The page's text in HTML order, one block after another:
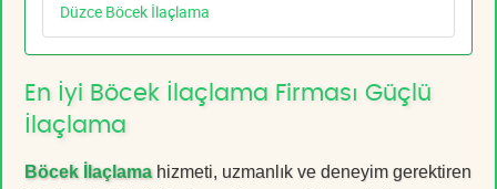
Düzce Böcek İlaçlama
En İyi Böcek İlaçlama Firması Güçlü
İlaçlama
Böcek İlaçlamahizmeti, uzmanlık ve deneyim gerektiren